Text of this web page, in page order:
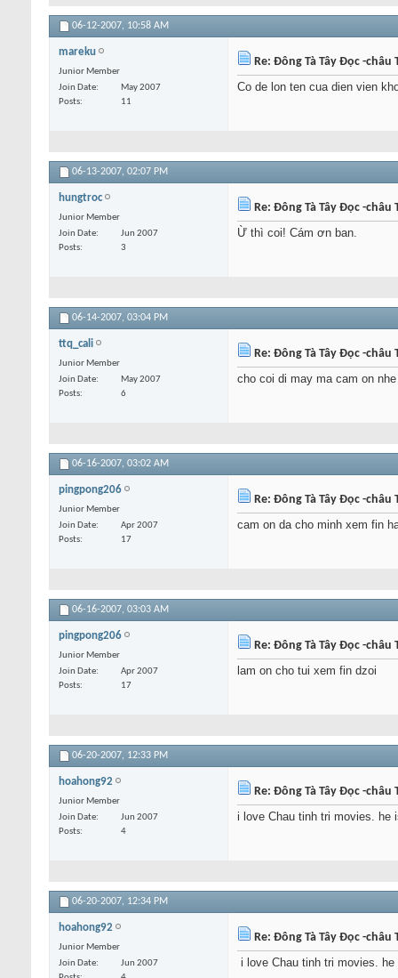
06-12-2007, 10:58 AM
mareku
Junior Member
Join Date
May 2007
Posts
11
Re: Đông Tà Tây Đọc -châu
Co de lon ten cua dien vien
06-13-2007, 02:07 PM
hungtroc
Junior Member
Join Date
Jun 2007
Posts
3
Re: Đông Tà Tây Đọc -châu
Ừ thì coi! Cám ơn ban.
06-14-2007, 03:04 PM
ttq_cali
Junior Member
Join Date
May 2007
Posts
6
Re: Đông Tà Tây Đọc -châu
cho coi di may ma cam on nhe
06-16-2007, 03:02 AM
pingpong206
Junior Member
Join Date
Apr 2007
Posts
17
Re: Đông Tà Tây Đọc -châu
cam on da cho minh xem fin
06-16-2007, 03:03 AM
pingpong206
Junior Member
Join Date
Apr 2007
Posts
17
Re: Đông Tà Tây Đọc -châu
lam on cho tui xem fin dzoi
06-20-2007, 12:33 PM
hoahong92
Junior Member
Join Date
Jun 2007
Posts
4
Re: Đông Tà Tây Đọc -châu
i love Chau tinh tri movies. he
06-20-2007, 12:34 PM
hoahong92
Junior Member
Join Date
Jun 2007
Re: Đông Tà Tây Đọc -châu
i love Chau tinh tri movies.